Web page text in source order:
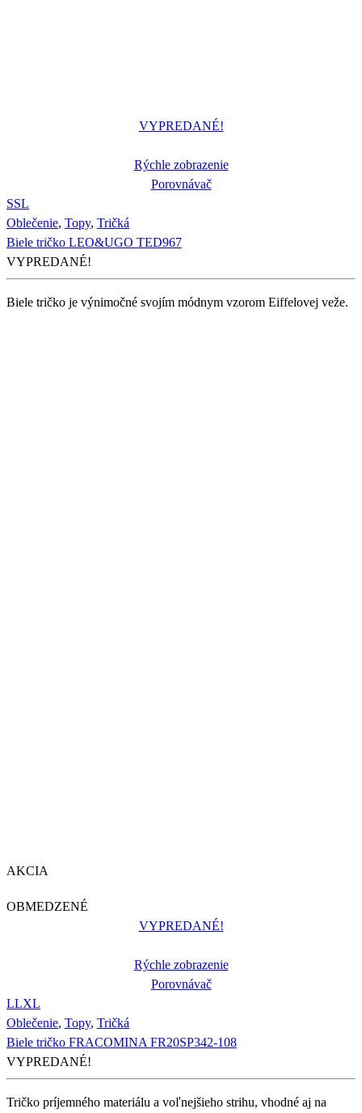
VYPREDANÉ!
Rýchle zobrazenie
Porovnávač
SSL
Oblečenie, Topy, Tričká
Biele tričko LEO&UGO TED967
VYPREDANÉ!
Biele tričko je výnimočné svojím módnym vzorom Eiffelovej veže.
AKCIA
OBMEDZENÉ
VYPREDANÉ!
Rýchle zobrazenie
Porovnávač
LLXL
Oblečenie, Topy, Tričká
Biele tričko FRACOMINA FR20SP342-108
VYPREDANÉ!
Tričko príjemného materiálu a voľnejšieho strihu, vhodné aj na